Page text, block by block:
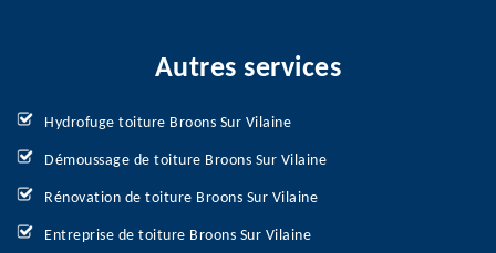
Autres services
Hydrofuge toiture Broons Sur Vilaine
Démoussage de toiture Broons Sur Vilaine
Rénovation de toiture Broons Sur Vilaine
Entreprise de toiture Broons Sur Vilaine